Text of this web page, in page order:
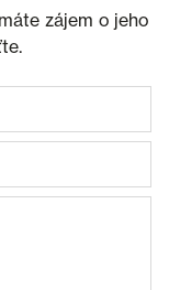
zájem o jeho